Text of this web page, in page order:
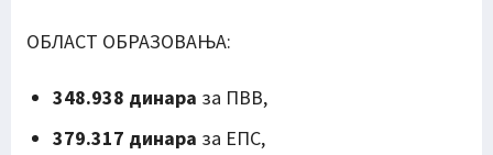
ОБЛАСТ ОБРАЗОВАЊА:
348.938 динара за ПВВ,
379.317 динара за ЕПС,